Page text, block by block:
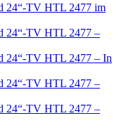
24“-TV HTL 2477 im
24“-TV HTL 2477 –
24“-TV HTL 2477 – In
24“-TV HTL 2477 –
24“-TV HTL 2477 –